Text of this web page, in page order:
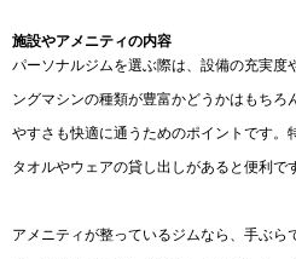
施設やアメニティの内容
パーソナルジムを選ぶ際は、設備の充実度
ングマシンの種類が豊富かどうかはもち
やすさも快適に通うためのポイントです。
タオルやウェアの貸し出しがあると便利で
アメニティが整っているジムなら、手ぶら